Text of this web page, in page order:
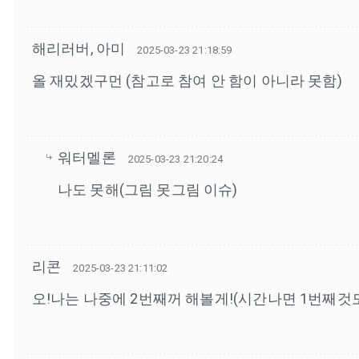
해리러버, 아미 2025-03-23 21:18:59
올 재밌겠구먼 (참고로 참여 안 함이 아니라 못함)
워터멜론 2025-03-23 21:20:24
나도 못해(그림 못그림 이슈)
리콘 2025-03-23 21:11:02
오!나는 나중에 2번째꺼 해볼게!(시간나면 1번째것